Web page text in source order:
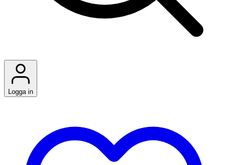
Logga in